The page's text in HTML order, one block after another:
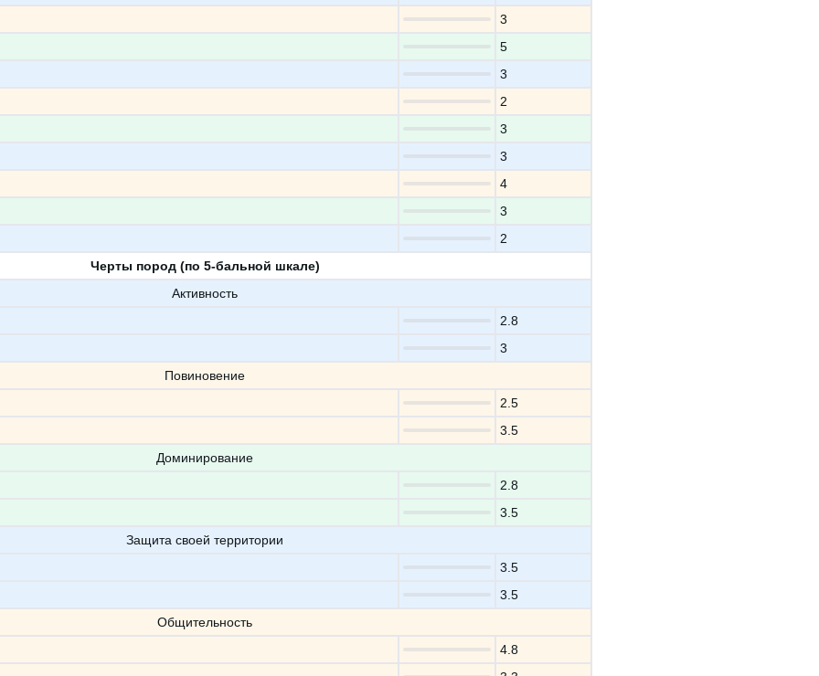
3
5
3
2
3
3
4
3
2
Черты пород (по 5-бальной шкале)
Активность
2.8
3
Повиновение
2.5
3.5
Доминирование
2.8
3.5
Защита своей территории
3.5
3.5
Общительность
4.8